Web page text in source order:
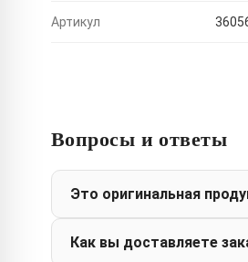
Артикул
Вопросы и ответы
Это оригинальная
Как вы доставляете